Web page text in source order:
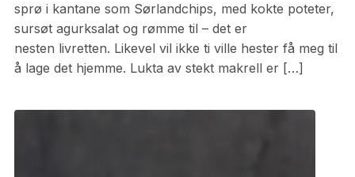
sprø i kantane som Sørlandchips, med kokte poteter,
sursøt agurksalat og rømme til – det er
nesten livretten. Likevel vil ikke ti ville hester få meg til
å lage det hjemme. Lukta av stekt makrell er […]